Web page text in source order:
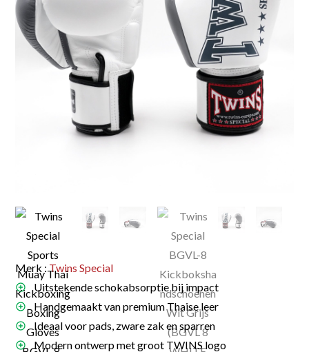
Merk :Twins Special
Uitstekende schokabsorptie bij impact
Handgemaakt van premium Thaise leer
Ideaal voor pads, zware zak en sparren
Modern ontwerp met groot TWINS logo